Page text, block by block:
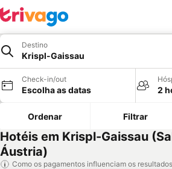
Destino
Krispl-Gaissau
Check-in/out
Escolha as datas 2
Ordenar Filtrar
Hotéis em Krispl-Gaissau
Áustria)
Como os pagamentos influenciam os resultados